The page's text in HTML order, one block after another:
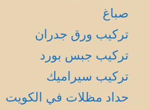
صباغ
تركيب ورق جدران
تركيب جبس بورد
تركيب سيراميك
حداد مظلات في الكويت